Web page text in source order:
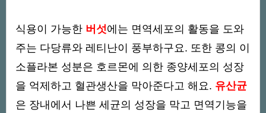
식용이 가능한 버섯에는 면역세포의 활동을 도와
주는 다당류와 레티난이 풍부하구요. 또한 콩의 이
소플라본 성분은 호르몬에 의한 종양세포의 성장
을 억제하고 혈관생산을 막아준다고 해요. 유산균
은 장내에서 나쁜 세균의 성장을 막고 면역기능을